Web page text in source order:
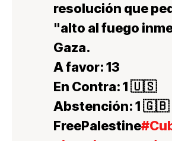
resolución que
"alto al fuego
Gaza.
A favor: 13
En Contra: 1 🇺🇸
Abstención: 1 🇬🇧
FreePalestine